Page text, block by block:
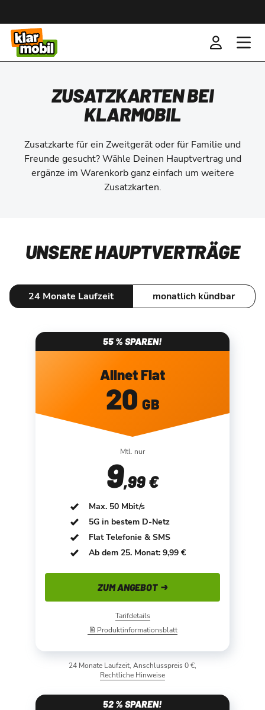
ZUSATZKARTEN BEI
KLARMOBIL
Zusatzkarte für ein Zweitgerät oder für Familie und
Freunde gesucht? Wähle Deinen Hauptvertrag und
ergänze im Warenkorb ganz einfach um weitere
Zusatzkarten.
UNSERE HAUPTVERTRÄGE
24 Monate Laufzeit monatlich kündbar
55 % SPAREN!
Allnet Flat
20 GB
Mtl. nur
9,99 €
Max. 50 Mbit/s
5G in bestem D-Netz
Flat Telefonie & SMS
Ab dem 25. Monat: 9,99 €
ZUM ANGEBOT
Tarifdetails
Produktinformationsblatt
24 Monate Laufzeit, Anschlusspreis 0 €,
Rechtliche Hinweise
52 % SPAREN!